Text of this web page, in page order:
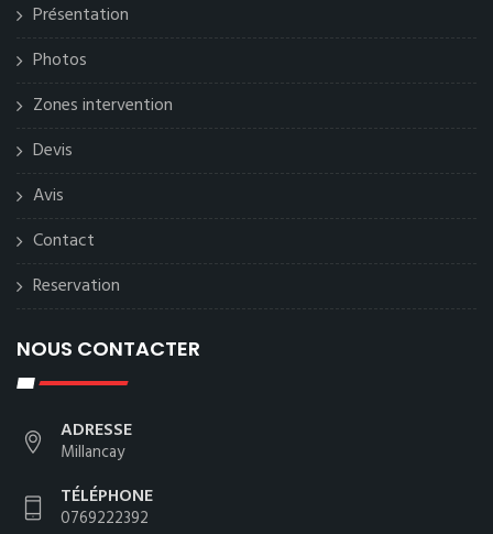
Présentation
Photos
Zones intervention
Devis
Avis
Contact
Reservation
NOUS CONTACTER
ADRESSE
Millancay
TÉLÉPHONE
0769222392